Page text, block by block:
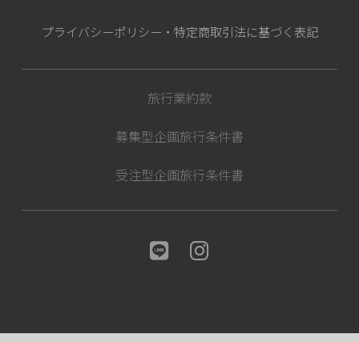
プライバシーポリシー・特定商取引法に基づく表記
旅行業約款
募集型企画旅行条件書
受注型企画旅行条件書